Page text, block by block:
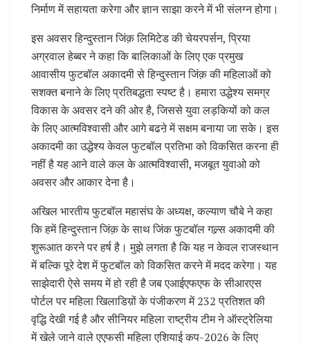
निर्माण में सहायता करेगा और ज्ञान साझा करने में भी संलग्न होगा।
इस अवसर हिन्दुस्तान जिंक़ लिमिटेड की चेयरपर्सन, प्रिया
अग्रवाल हेब्बर ने कहा कि बालिकाओं के लिए एक प्रमुख
आवासीय फुटबॉल अकादमी से हिन्दुस्तान जिंक़ की महिलाओं को
सशक्त बनाने के लिए प्रतिबद्धता स्पष्ट है। हमारा उद्धेश्य समग्र
विकास के अवसर दने की ओर है, जिससे युवा लड़कियों को कल
के लिए आत्मविश्वासी और आगे बढऩे में सक्षम बनाया जा सके। इस
अकादमी का उद्धेश्य केवल फुटबॉल प्रतिभा को विकसित करना ही
नहीं है यह आने वाले कल के आत्मविश्वासी, मजबूत युवाओ को
अवसर और आकार देना है।
अखिल भारतीय फुटबॉल महासंघ के अध्यक्ष, कल्याण चौबे ने कहा
कि हमें हिन्दुस्तान जिंक़ के साथ जिंक फुटबॉल गल्र्स अकादमी की
शुरूआत करने पर हर्ष है। मुझे लगता है कि यह न केवल राजस्थान
में बल्कि पूरे देश में फुटबॉल को विकसित करने में मदद करेगा। यह
साझेदारी ऐसे समय में हो रही है जब एआईएफएफ के सीआरएस
पोर्टल पर महिला खिलाडिय़ों के पंजीकरण में 232 प्रतिशत की
वृद्धि देखी गई है और सीनियर महिला राष्ट्रीय टीम ने ऑस्ट्रेलिया
में खेले जाने वाले एएफसी महिला एशियाई कप-2026 के लिए